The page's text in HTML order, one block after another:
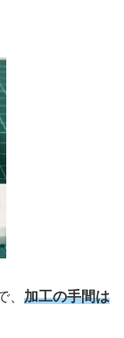
、 加工の手間は